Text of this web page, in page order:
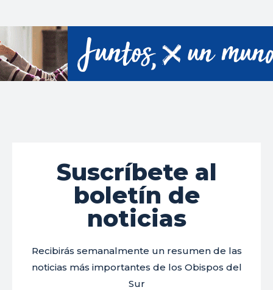
Suscríbete al
boletín de
noticias
Recibirás semanalmente un resumen de las
noticias más importantes de los Obispos del
Sur